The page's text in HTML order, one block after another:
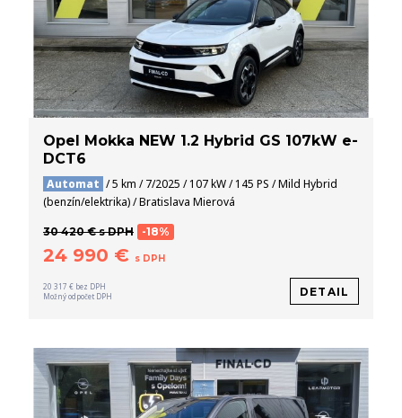
Opel Mokka NEW 1.2 Hybrid GS 107kW e-
DCT6
Automat / 5 km / 7/2025 / 107 kW / 145 PS / Mild Hybrid
(benzín/elektrika) / Bratislava Mierová
30 420 € s DPH -18%
24 990 € s DPH
20 317 € bez DPH
Možný odpočet DPH
DETAIL